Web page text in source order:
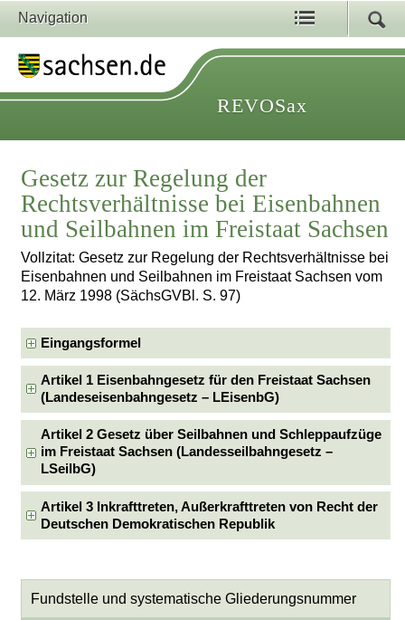
Navigation
REVOSax
Gesetz zur Regelung der
Rechtsverhältnisse bei Eisenbahnen
und Seilbahnen im Freistaat Sachsen
Vollzitat: Gesetz zur Regelung der Rechtsverhältnisse bei
Eisenbahnen und Seilbahnen im Freistaat Sachsen vom
12. März 1998 (SächsGVBl. S. 97)
Eingangsformel
Artikel 1 Eisenbahngesetz für den Freistaat Sachsen
(Landeseisenbahngesetz – LEisenbG)
Artikel 2 Gesetz über Seilbahnen und Schleppaufzüge
im Freistaat Sachsen (Landesseilbahngesetz –
LSeilbG)
Artikel 3 Inkrafttreten, Außerkrafttreten von Recht der
Deutschen Demokratischen Republik
Fundstelle und systematische Gliederungsnummer